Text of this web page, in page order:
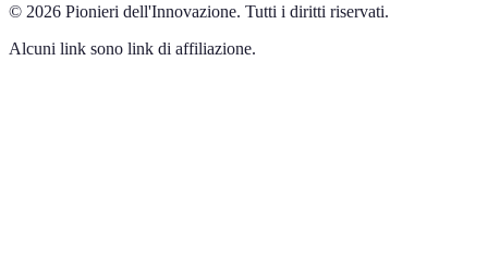
© 2026 Pionieri dell'Innovazione. Tutti i diritti riservati.
Alcuni link sono link di affiliazione.